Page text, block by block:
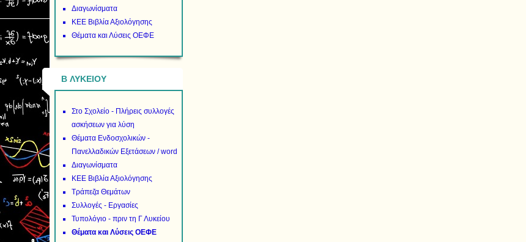
Διαγωνίσματα
ΚΕΕ Βιβλία Αξιολόγησης
Θέματα και Λύσεις ΟΕΦΕ
B ΛΥΚΕΙΟΥ
Στο Σχολείο - Πλήρεις συλλογές
ασκήσεων για λύση
Θέματα Ενδοσχολικών -
Πανελλαδικών Εξετάσεων / word
Διαγωνίσματα
ΚΕΕ Βιβλία Αξιολόγησης
Τράπεζα Θεμάτων
Συλλογές - Εργασίες
Τυπολόγιο - πριν τη Γ Λυκείου
Θέματα και Λύσεις ΟΕΦΕ